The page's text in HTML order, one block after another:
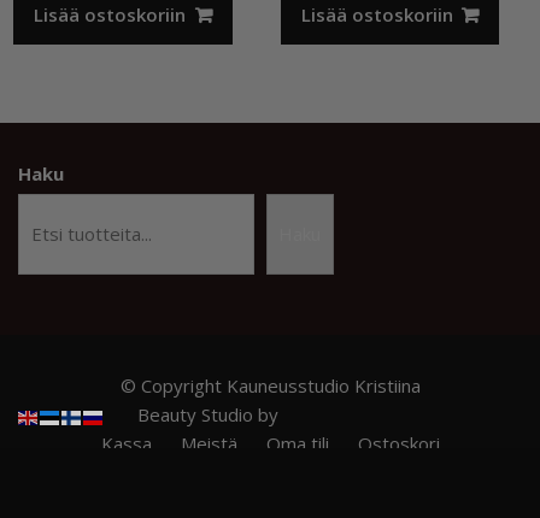
Lisää ostoskoriin Lisää ostoskoriin
Haku
© Copyright Kauneusstudio Kristiina
Beauty Studio by
Kassa
Meistä Oma tili
Ostoskori